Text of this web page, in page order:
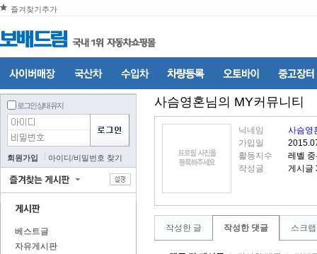
즐겨찾기추가
로그인 상태 유지
회원가입 아이디/비밀번호 찾기
베스트글
자유게시판
사슴영혼님의 MY커뮤니티
닉네임
사슴영
가입일
활동지수
레벨
작성글
게시글
작성한 글 작성한 댓글 스크